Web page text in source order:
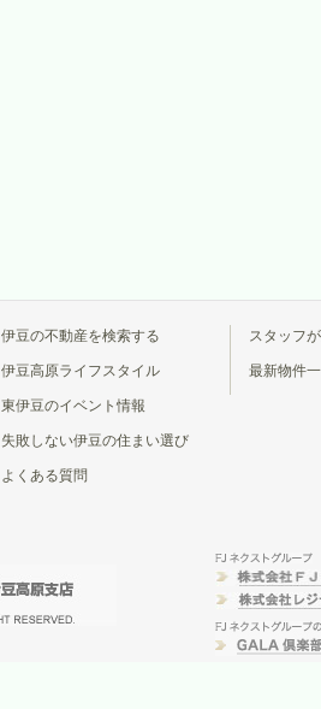
伊豆の不動産を検索する
伊豆高原ライフスタイル
東伊豆のイベント情報
失敗しない伊豆の住まい選び
よくある質問
スタッフ
最新物件